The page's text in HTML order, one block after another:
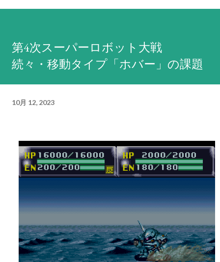
能な最強の武器を選択する。これに合致する武器がない場合は
反撃不能扱いになる。弾切れや射程外からの攻撃には何もしな
択の際に相手の残りHPは考慮しないため、反撃相手のHPが仮
（=パイロットの反応と操縦と直感の総和に機体のサイズ補正を
適用した数値）が低いユニットは威力重視の武器で反撃される
事が多い。残弾やEN消費も気になるところだが、分身持ちであ
い。 「積極的にいけ！」は、相手が一撃で倒せる場合は命中
率が1%以上ある最強の武器を選択。但し、その武器の残弾が残
り1だったり、その武器を使用してもう一度使用できるだけの残
りENがなくなる場合は使わず、次に威力が高く命中率が1%以
上あり、かつ残弾が残り2以上か現在のENで二回以上使用でき
第4次スーパーロボット大戦
続々・移動タイプ「ホバー」の課題
10月 12, 2023